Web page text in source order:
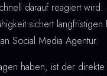
darauf reagiert
sichert
Social Media Agentur.
haben, ist der